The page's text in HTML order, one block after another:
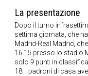
La presentazione
Dopo il turno
settima giornata, che
Madrid-Real Madrid,
16.15 presso lo stadio
solo 9 punti in
18. I padroni di casa